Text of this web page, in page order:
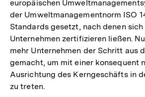
europäischen
der Umweltmanagementnorm ISO
Standards gesetzt, nach denen
Unternehmen zertifizieren ließen.
mehr Unternehmen der Schritt aus
gemacht, um mit einer konsequent
Ausrichtung des Kerngeschäfts in
zu treten.